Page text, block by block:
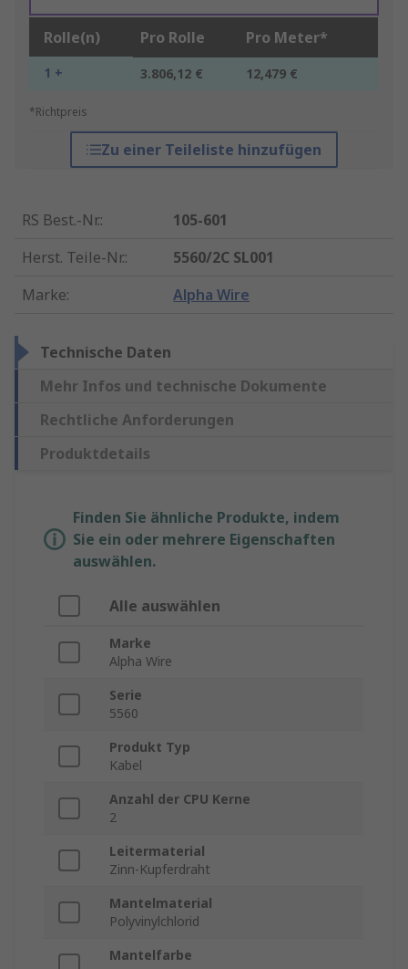
Rolle(n) Pro Rolle Pro Meter*
1 + 3.806,12 € 12,479 €
*Richtpreis
Zu einer Teileliste hinzufügen
RS Best.-Nr.:
105-601
Herst. Teile-Nr.:
5560/2C SL001
Marke: Alpha Wire
Technische Daten
Mehr Infos und technische Dokumente
Rechtliche Anforderungen
Produktdetails
Finden Sie ähnliche Produkte, indem
Sie ein oder mehrere Eigenschaften
auswählen.
Alle auswählen
Marke
Alpha Wire
Serie
5560
Produkt Typ
Kabel
Anzahl der CPU Kerne
2
Leitermaterial
Zinn-Kupferdraht
Mantelmaterial
Polyvinylchlorid
Mantelfarbe